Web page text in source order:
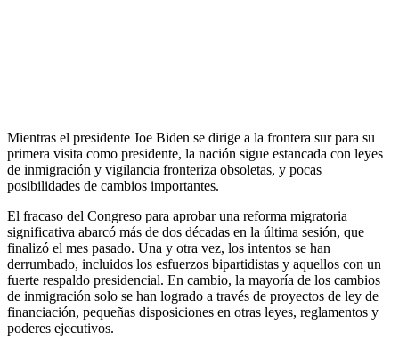
Mientras el presidente Joe Biden se dirige a la frontera sur para su
primera visita como presidente, la nación sigue estancada con leyes
de inmigración y vigilancia fronteriza obsoletas, y pocas
posibilidades de cambios importantes.
El fracaso del Congreso para aprobar una reforma migratoria
significativa abarcó más de dos décadas en la última sesión, que
finalizó el mes pasado. Una y otra vez, los intentos se han
derrumbado, incluidos los esfuerzos bipartidistas y aquellos con un
fuerte respaldo presidencial. En cambio, la mayoría de los cambios
de inmigración solo se han logrado a través de proyectos de ley de
financiación, pequeñas disposiciones en otras leyes, reglamentos y
poderes ejecutivos.